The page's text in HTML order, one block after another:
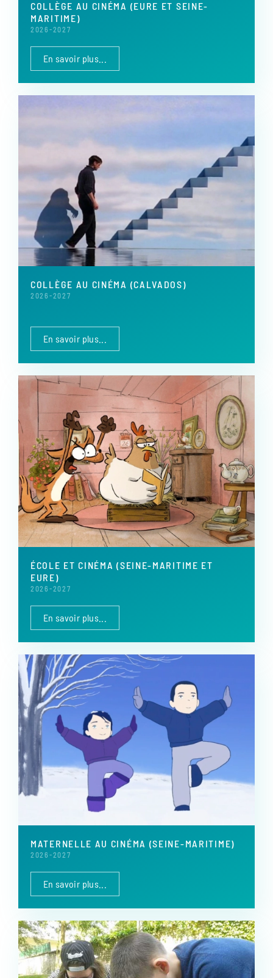
COLLÈGE AU CINÉMA (EURE ET SEINE-
MARITIME)
2026-2027
En savoir plus...
COLLÈGE AU CINÉMA (CALVADOS)
2026-2027
En savoir plus...
ÉCOLE ET CINÉMA (SEINE-MARITIME ET
EURE)
2026-2027
En savoir plus...
MATERNELLE AU CINÉMA (SEINE-MARITIME)
2026-2027
En savoir plus...